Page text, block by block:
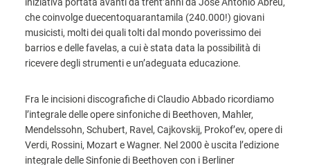
che coinvolge duecentoquarantamila (240.000!) giovani
musicisti, molti dei quali tolti dal mondo poverissimo dei
barrios e delle favelas, a cui è stata data la possibilità di
ricevere degli strumenti e un’adeguata educazione.
Fra le incisioni discografiche di Claudio Abbado ricordiamo
l’integrale delle opere sinfoniche di Beethoven, Mahler,
Mendelssohn, Schubert, Ravel, Cajkovskij, Prokof’ev, opere di
Verdi, Rossini, Mozart e Wagner. Nel 2000 è uscita l’edizione
integrale delle Sinfonie di Beethoven con i Berliner